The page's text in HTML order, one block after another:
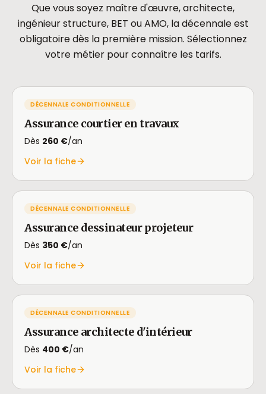
Que vous soyez maître d'œuvre, architecte,
ingénieur structure, BET ou AMO, la décennale est
obligatoire dès la première mission. Sélectionnez
votre métier pour connaître les tarifs.
DÉCENNALE CONDITIONNELLE
Assurance courtier en travaux
Dès 260 €/an
Voir la fiche
DÉCENNALE CONDITIONNELLE
Assurance dessinateur projeteur
Dès 350 €/an
Voir la fiche
DÉCENNALE CONDITIONNELLE
Assurance architecte d'intérieur
Dès 400 €/an
Voir la fiche